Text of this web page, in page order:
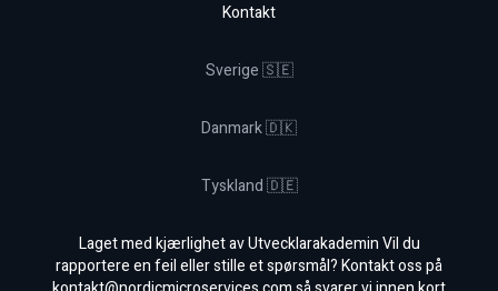
Kontakt
Sverige 🇸🇪
Danmark 🇩🇰
Tyskland 🇩🇪
Laget med kjærlighet av Utvecklarakademin Vil du
rapportere en feil eller stille et spørsmål? Kontakt oss på